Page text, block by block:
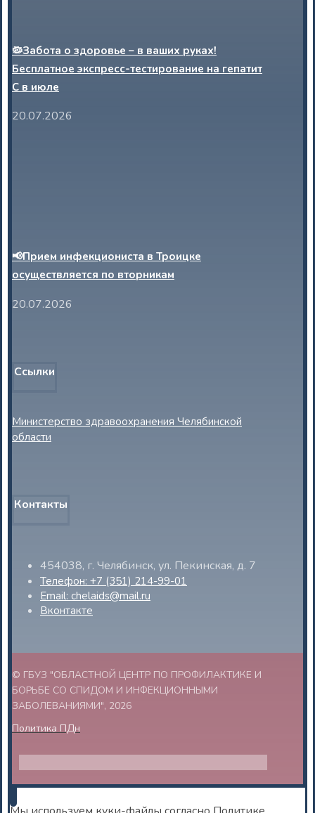
🦠Забота о здоровье – в ваших руках!
Бесплатное экспресс-тестирование на гепатит
С в июле
20.07.2026
📢Прием инфекциониста в Троицке
осуществляется по вторникам
20.07.2026
Ссылки
Министерство здравоохранения Челябинской
области
Контакты
454038, г. Челябинск, ул. Пекинская, д. 7
Телефон: +7 (351) 214-99-01
Email: chelaids@mail.ru
Вконтакте
© ГБУЗ "ОБЛАСТНОЙ ЦЕНТР ПО ПРОФИЛАКТИКЕ И
БОРЬБЕ СО СПИДОМ И ИНФЕКЦИОННЫМИ
ЗАБОЛЕВАНИЯМИ", 2026
Политика ПДн